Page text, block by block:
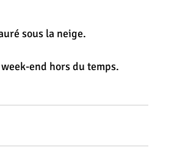
sous la neige.
end hors du temps.